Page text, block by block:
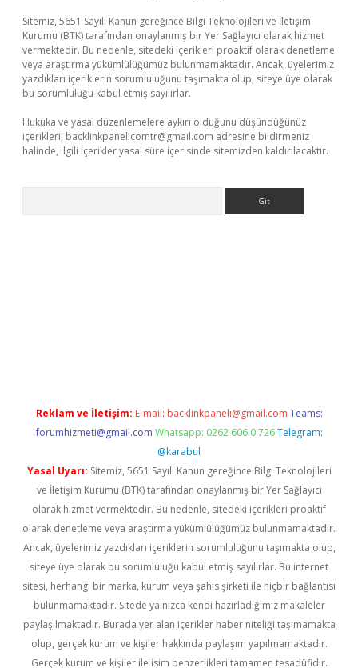
Sitemiz, 5651 Sayılı Kanun gereğince Bilgi Teknolojileri ve İletişim
Kurumu (BTK) tarafından onaylanmış bir Yer Sağlayıcı olarak hizmet
vermektedir. Bu nedenle, sitedeki içerikleri proaktif olarak denetleme
veya araştırma yükümlülüğümüz bulunmamaktadır. Ancak, üyelerimiz
yazdıkları içeriklerin sorumluluğunu taşımakta olup, siteye üye olarak
bu sorumluluğu kabul etmiş sayılırlar.
Hukuka ve yasal düzenlemelere aykırı olduğunu düşündüğünüz
içerikleri, backlinkpanelicomtr@gmail.com adresine bildirmeniz
halinde, ilgili içerikler yasal süre içerisinde sitemizden kaldırılacaktır.
Reklam ve İletişim: E-mail: backlinkpaneli@gmail.com Teams:
forumhizmeti@gmail.com Whatsapp: 0262 606 0 726 Telegram:
@karabul
Yasal Uyarı: Sitemiz, 5651 Sayılı Kanun gereğince Bilgi Teknolojileri
ve İletişim Kurumu (BTK) tarafından onaylanmış bir Yer Sağlayıcı
olarak hizmet vermektedir. Bu nedenle, sitedeki içerikleri proaktif
olarak denetleme veya araştırma yükümlülüğümüz bulunmamaktadır.
Ancak, üyelerimiz yazdıkları içeriklerin sorumluluğunu taşımakta olup,
siteye üye olarak bu sorumluluğu kabul etmiş sayılırlar. Bu internet
sitesi, herhangi bir marka, kurum veya şahıs şirketi ile hiçbir bağlantısı
bulunmamaktadır. Sitede yalnızca kendi hazırladığımız makaleler
paylaşılmaktadır. Burada yer alan içerikler haber niteliği taşımamakta
olup, gerçek kurum ve kişiler hakkında paylaşım yapılmamaktadır.
Gerçek kurum ve kişiler ile isim benzerlikleri tamamen tesadüfidir.